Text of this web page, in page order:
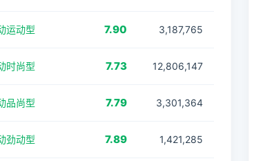
运动型 7.90 3,187,765
时尚型 7.73 12,806,147
品尚型 7.79 3,301,364
劲动型 7.89 1,421,285